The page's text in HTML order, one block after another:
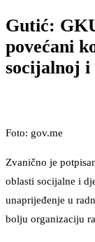
Gutić:
povećani
socijalnoj
Foto: gov.me
Zvanično je
oblasti socijalne i
unaprijeđenje u
bolju organizaciju